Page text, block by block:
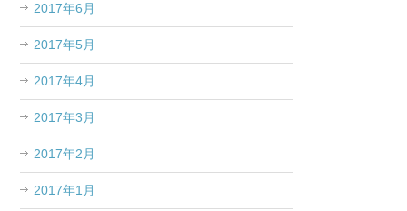
2017年6月
2017年5月
2017年4月
2017年3月
2017年2月
2017年1月